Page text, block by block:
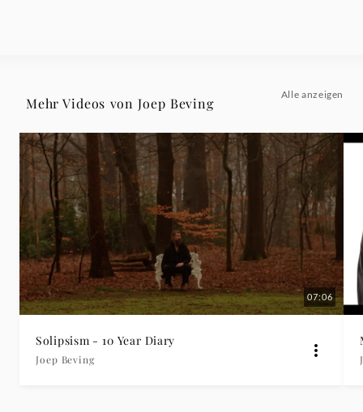
Mehr Videos von Joep Beving
Alle anzeigen
07:06
Solipsism - 10 Year Diary
Joep Beving